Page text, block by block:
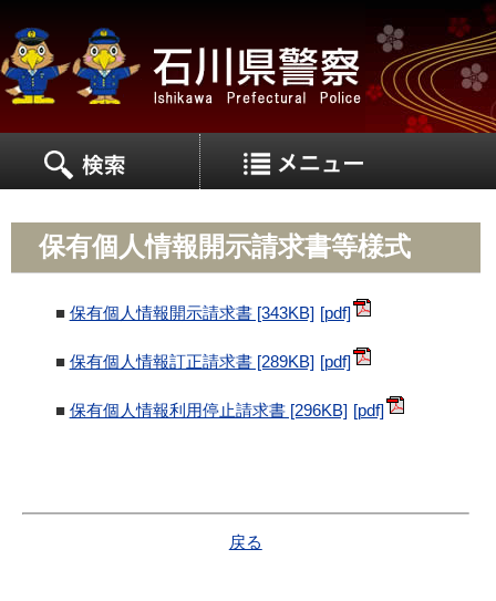
保有個人情報開示請求書等様式
■ 保有個人情報開示請求書 [343KB]
■ 保有個人情報訂正請求書 [289KB]
■ 保有個人情報利用停止請求書 [296KB]
戻る